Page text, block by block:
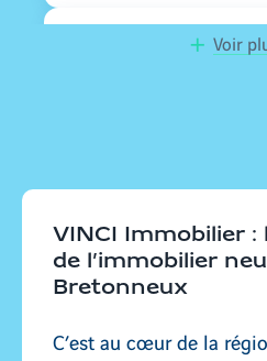
Mâcon
Bourg-en-
Voir
VINCI Immobilier :
de l’immobilier
Bretonneux
C’est au cœur de la